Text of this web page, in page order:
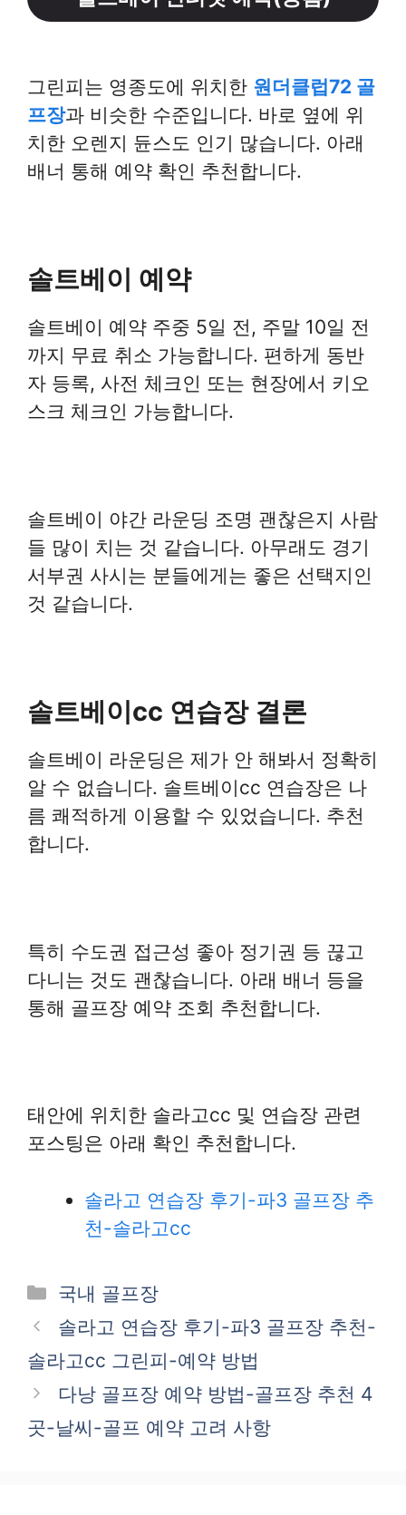
그린피는 영종도에 위치한 원더클럽72 골
프장과 비슷한 수준입니다. 바로 옆에 위
치한 오렌지 듄스도 인기 많습니다. 아래
배너 통해 예약 확인 추천합니다.
솔트베이 예약
솔트베이 예약 주중 5일 전, 주말 10일 전
까지 무료 취소 가능합니다. 편하게 동반
자 등록, 사전 체크인 또는 현장에서 키오
스크 체크인 가능합니다.
솔트베이 야간 라운딩 조명 괜찮은지 사람
들 많이 치는 것 같습니다. 아무래도 경기
서부권 사시는 분들에게는 좋은 선택지인
것 같습니다.
솔트베이cc 연습장 결론
솔트베이 라운딩은 제가 안 해봐서 정확히
알 수 없습니다. 솔트베이cc 연습장은 나
름 쾌적하게 이용할 수 있었습니다. 추천
합니다.
특히 수도권 접근성 좋아 정기권 등 끊고
다니는 것도 괜찮습니다. 아래 배너 등을
통해 골프장 예약 조회 추천합니다.
태안에 위치한 솔라고cc 및 연습장 관련
포스팅은 아래 확인 추천합니다.
솔라고 연습장 후기-파3 골프장 추
천-솔라고cc
카
테
리
국내 골프장
솔라고 연습장 후기-파3 골프장 추천-
솔라고cc 그린피-예약 방법
다낭 골프장 예약 방법-골프장 추천 4
곳-날씨-골프 예약 고려 사항